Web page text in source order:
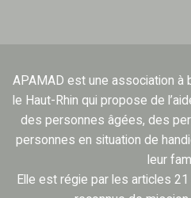
APAMAD est une association à
le Haut-Rhin qui propose de
des personnes âgées, des
personnes en situation de
leur
Elle est régie par les articles